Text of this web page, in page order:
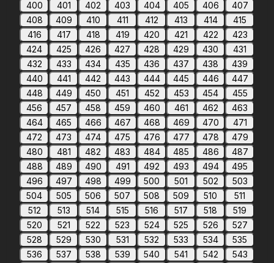
400 401 402 403 404 405 406
407
408
409 410 411 412 413 414
415
416
417 418 419 420 421 422
423
424
425 426 427 428 429 430
431
432
433 434 435 436 437 438
439
440
441 442 443 444 445 446
447
448
449 450 451 452 453 454
455
456
457 458 459 460 461 462
463
464
465 466 467 468 469 470
471
472
473 474 475 476 477 478
479
480
481 482 483 484 485 486
487
488
489 490 491 492 493 494
495
496
497 498 499 500 501 502
503
504
505 506 507 508 509 510
511
512
513 514 515 516 517 518
519
520
521 522 523 524 525 526
527
528
529 530 531 532 533 534
535
536
537 538 539 540 541 542
543